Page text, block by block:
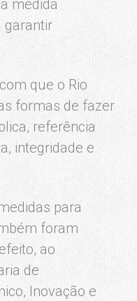
medida
garantir
que o Rio
formas de fazer
referência
integridade e
para
foram
ao
de
Inovação e